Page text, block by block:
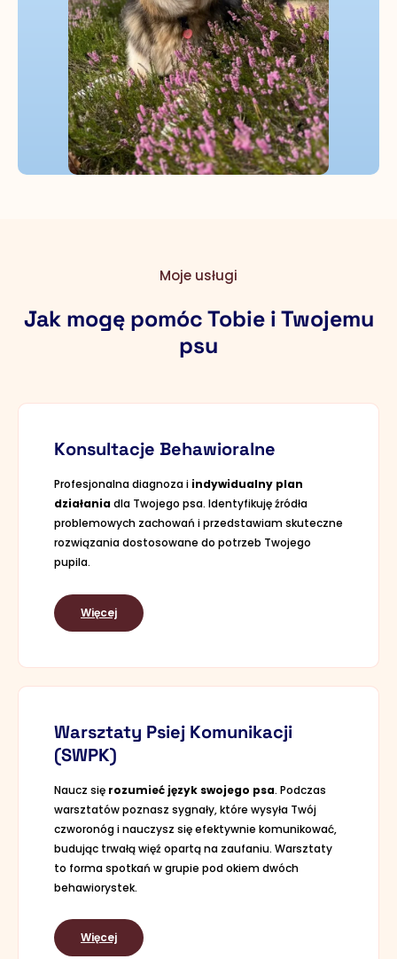
Moje usługi
Jak mogę pomóc Tobie i Twojemu
psu
Konsultacje Behawioralne
Profesjonalna diagnoza i indywidualny plan
działaniadla Twojego psa. Identyfikuję źródła
problemowych zachowań i przedstawiam skuteczne
rozwiązania dostosowane do potrzeb Twojego
pupila.
Więcej
Warsztaty Psiej Komunikacji
(SWPK)
Naucz się rozumieć język swojego psa. Podczas
warsztatów poznasz sygnały, które wysyła Twój
czworonóg i nauczysz się efektywnie komunikować,
budując trwałą więź opartą na zaufaniu. Warsztaty
to forma spotkań w grupie pod okiem dwóch
behawiorystek.
Więcej